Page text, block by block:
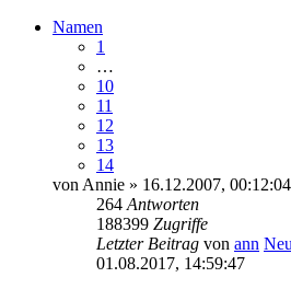
Namen
1
…
10
11
12
13
14
von Annie » 16.12.2007, 00:12:04
264 Antworten
188399 Zugriffe
Letzter Beitrag von ann
01.08.2017, 14:59:47